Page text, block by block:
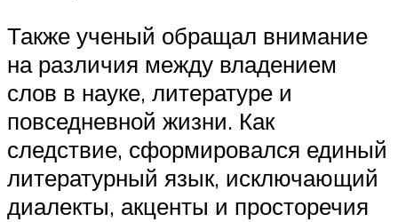
Также ученый обращал внимание
на различия между владением
слов в науке, литературе и
повседневной жизни. Как
следствие, сформировался единый
литературный язык, исключающий
диалекты, акценты и просторечия